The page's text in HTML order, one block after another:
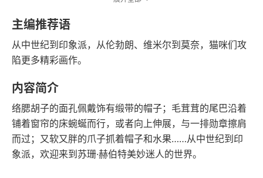
9千字
字数
2021-11-01
发行日期
主编推荐语
从中世纪到印象派，从伦勃朗、维米尔到莫奈，猫咪们攻
陷更多精彩画作。
内容简介
络腮胡子的面孔佩戴饰有缎带的帽子；毛茸茸的尾巴沿着
铺着窗帘的床蜿蜒而行，或者向上伸展，与一排勋章擦肩
而过；又软又胖的爪子抓着帽子和水果……从中世纪到印
象派，欢迎来到苏珊·赫伯特美妙迷人的世界。